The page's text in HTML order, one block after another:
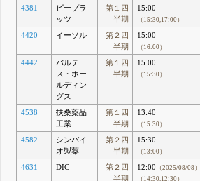
4381
ビープラ
ッツ
第１四
半期
15:00
（15:30,17:00）
4420 イーソル
第２四
半期
15:00
（16:00）
4442
バルテ
ス・ホー
ルディン
グス
第１四
半期
15:00
（15:30）
4538
扶桑薬品
工業
第１四
半期
13:40
（15:30）
4582
シンバイ
オ製薬
第２四
半期
15:30
（13:00）
4631 DIC
第２四
半期
12:00 （2025/08/08）
（14:30,12:30）